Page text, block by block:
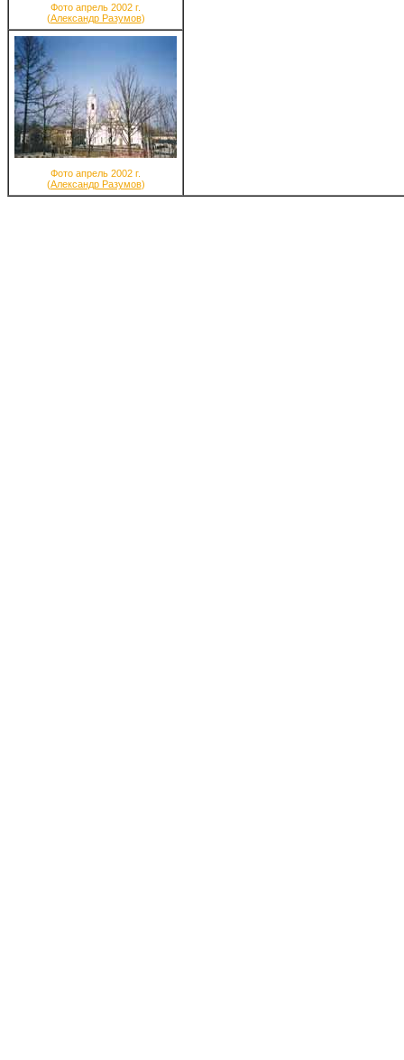
Фото апрель 2002 г.
(Александр Разумов)
Фото апрель 2002 г.
(Александр Разумов)